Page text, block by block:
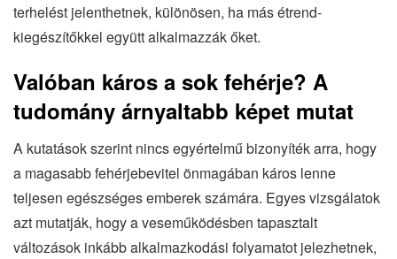
terhelést jelenthetnek, különösen, ha más étrend-
kiegészítőkkel együtt alkalmazzák őket.
Valóban káros a sok fehérje? A
tudomány árnyaltabb képet mutat
A kutatások szerint nincs egyértelmű bizonyíték arra, hogy
a magasabb fehérjebevitel önmagában káros lenne
teljesen egészséges emberek számára. Egyes vizsgálatok
azt mutatják, hogy a veseműködésben tapasztalt
változások inkább alkalmazkodási folyamatot jelezhetnek,